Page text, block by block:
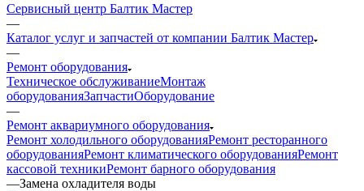
Сервисный центр Балтик Мастер
—
Каталог услуг и запчастей от компании Балтик Мастер
—
Ремонт оборудования
Техническое обслуживаниеМонтаж
оборудованияЗапчастиОборудование
—
Ремонт аквариумного оборудования
Ремонт холодильного оборудованияРемонт ресторанного
оборудованияРемонт климатического оборудованияРемонт
кассовой техникиРемонт барного оборудования
—Замена охладителя воды